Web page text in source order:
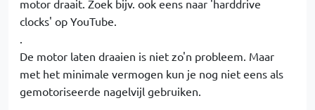
motor draait. Zoek bijv. ook eens naar 'harddrive
clocks' op YouTube.
.
De motor laten draaien is niet zo'n probleem. Maar
met het minimale vermogen kun je nog niet eens als
gemotoriseerde nagelvijl gebruiken.